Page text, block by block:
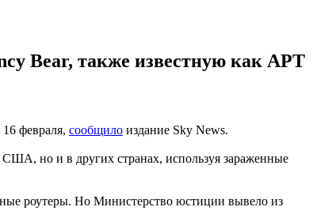
Bear, также известную как APT
февраля, сообщило издание Sky News.
США, но и в других странах, используя зараженные
роутеры. Но Министерство юстиции вывело из